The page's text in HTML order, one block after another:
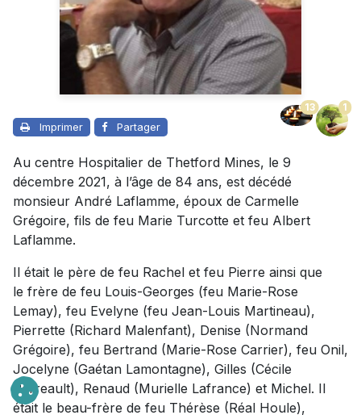
Imprimer Partager
13 1
Au centre Hospitalier de Thetford Mines, le 9
décembre 2021, à l’âge de 84 ans, est décédé
monsieur André Laflamme, époux de Carmelle
Grégoire, fils de feu Marie Turcotte et feu Albert
Laflamme.
Il était le père de feu Rachel et feu Pierre ainsi que
le frère de feu Louis-Georges (feu Marie-Rose
Lemay), feu Evelyne (feu Jean-Louis Martineau),
Pierrette (Richard Malenfant), Denise (Normand
Grégoire), feu Bertrand (Marie-Rose Carrier), feu Onil,
Jocelyne (Gaétan Lamontagne), Gilles (Cécile
Perreault), Renaud (Murielle Lafrance) et Michel. Il
était le beau-frère de feu Thérèse (Réal Houle),